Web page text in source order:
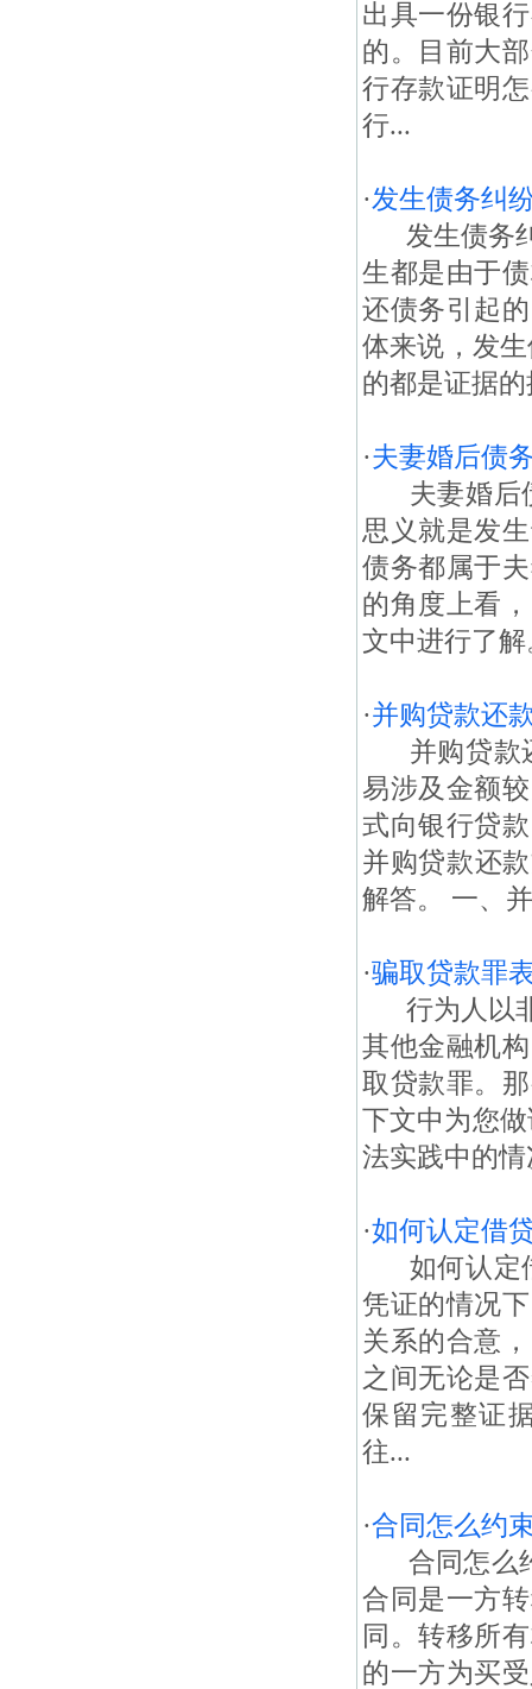
出具一份银
的。目前大
行存款证明
行...
·发生债务纠
发生债务纠
生都是由于
还债务引起
体来说，发
的都是证据
·夫妻婚后债
夫妻婚后
思义就是发
债务都属于
的角度上看
文中进行了
·并购贷款还
并购贷款
易涉及金额
式向银行贷
并购贷款还
解答。 一、
·骗取贷款罪
行为人以非
其他金融机
取贷款罪。
下文中为您
法实践中的
·如何认定借
如何认定
凭证的情况
关系的合意
之间无论是
保留完整证
往...
·合同怎么约
合同怎么约
合同是一方
同。转移所
的一方为买